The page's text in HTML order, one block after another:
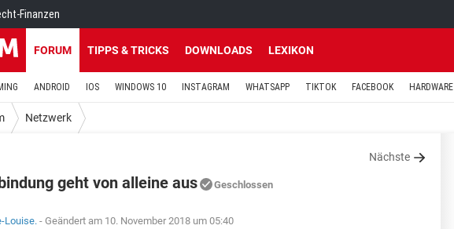
Finanzen
FORUM TIPPS & TRICKS DOWNLOADS LEXIKON
ANDROID IOS WINDOWS 10 INSTAGRAM WHATSAPP TIKTOK FACEBOOK HARDWARE
Netzwerk
Nächste
geht von alleine aus Geschlossen
Louise.- Geändert am 10. November 2018 um 05:40